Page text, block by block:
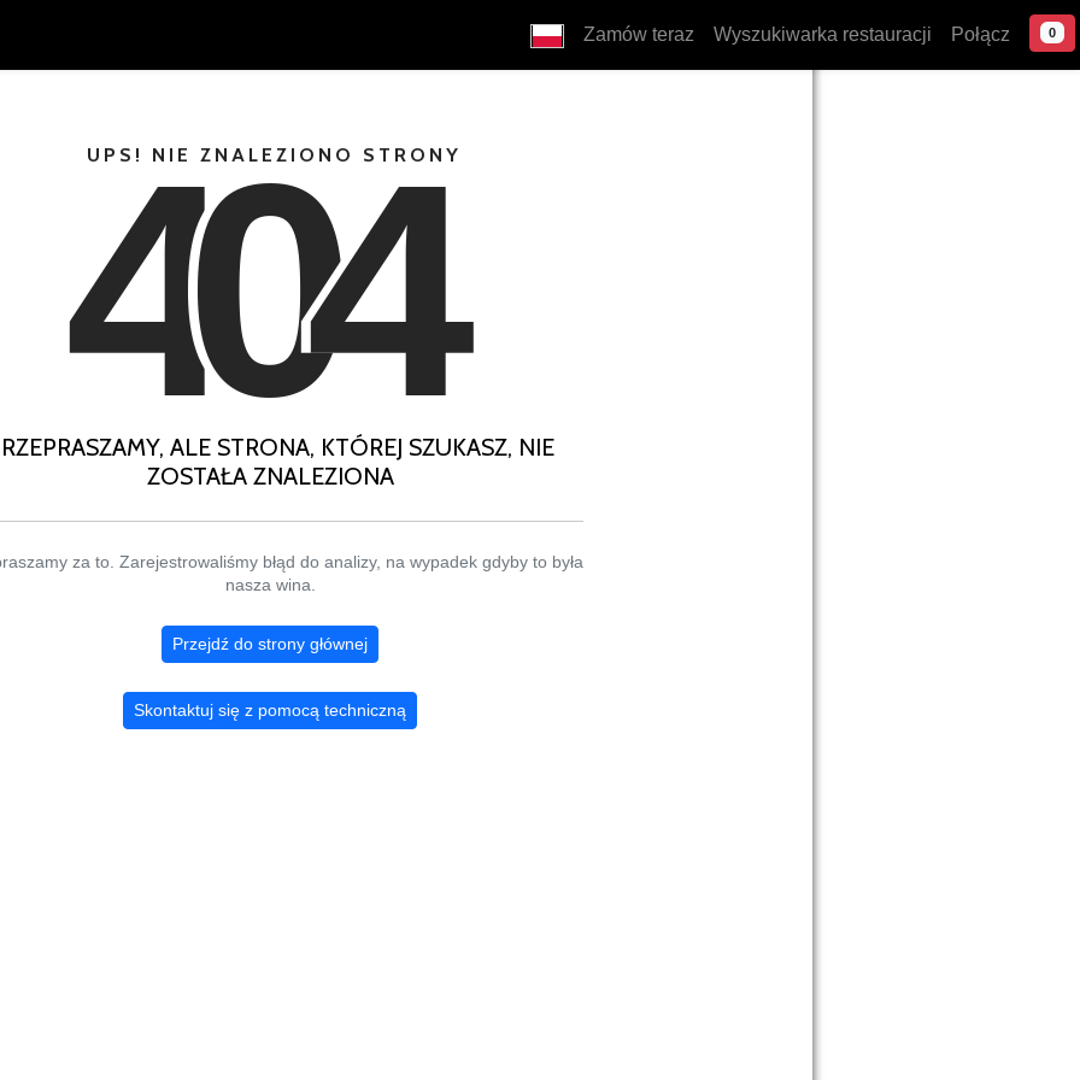
Zamów teraz Wyszukiwarka restauracji Połącz 0
UPS! NIE ZNALEZIONO STRONY
404
ALE STRONA, KTÓREJ SZUKASZ, NIE
ZOSTAŁA ZNALEZIONA
za to. Zarejestrowaliśmy błąd do analizy, na wypadek gdyby to była
nasza wina.
Przejdź do strony głównej
Skontaktuj się z pomocą techniczną